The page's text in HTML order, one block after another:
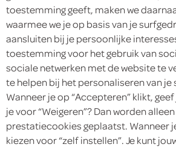
paprika stoplicht
3 Stuks
toestemming geeft, maken we
waarmee we je op basis van je
aansluiten bij je persoonlijke
toestemming voor het gebruik van
sociale netwerken met de website te
te helpen bij het personaliseren van
Wanneer je op “Accepteren” klikt,
je voor “Weigeren”? Dan worden
prestatiecookies geplaatst. Wanneer
kiezen voor “zelf instellen”. Je kunt